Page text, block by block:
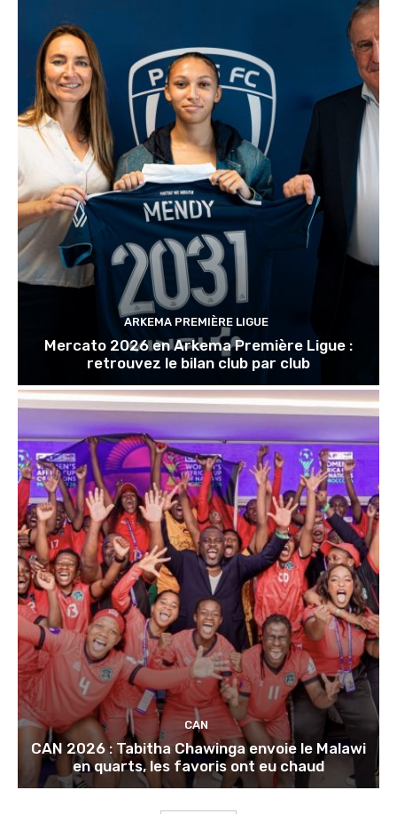
ARKEMA PREMIÈRE LIGUE
Mercato 2026 en Arkema Première Ligue :
retrouvez le bilan club par club
CAN
CAN 2026 : Tabitha Chawinga envoie le Malawi
en quarts, les favoris ont eu chaud